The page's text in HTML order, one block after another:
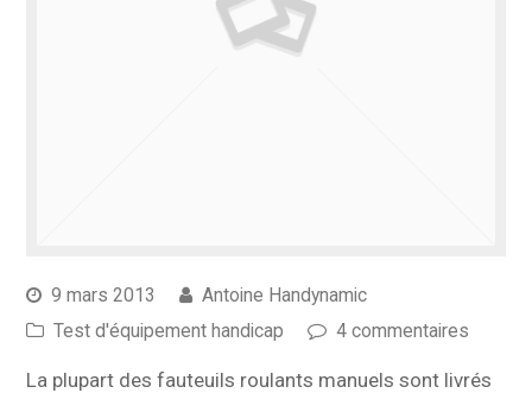
9 mars 2013
Antoine Handynamic
Test d'équipement handicap
4 commentaires
La plupart des fauteuils roulants manuels sont livrés